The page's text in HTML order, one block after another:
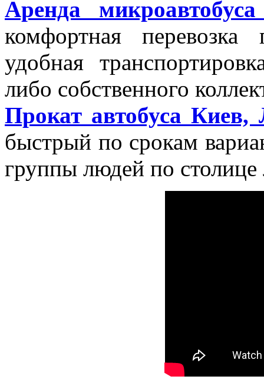
Аренда
комфортная
удобная
либо собственного
Прокат автобуса Киев,
быстрый по срокам
группы людей по столице